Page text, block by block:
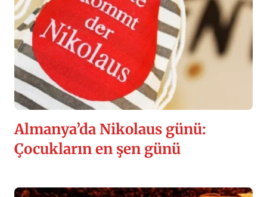
Almanya’da Nikolaus günü:
Çocukların en şen günü